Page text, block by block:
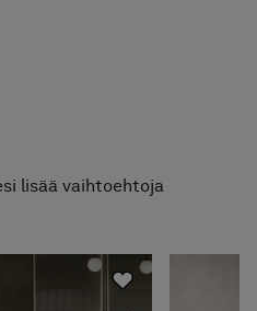
lisää vaihtoehtoja